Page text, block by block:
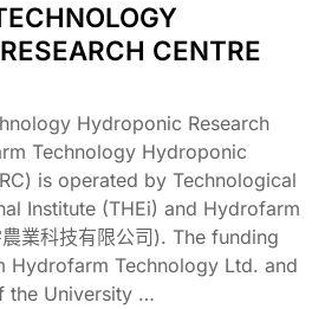
CENTRE
Hydroponic Research
Technology Hydroponic
is operated by Technological
Institute (THEi) and Hydrofarm
業科技有限公司). The funding
Hydrofarm Technology Ltd. and
the University …